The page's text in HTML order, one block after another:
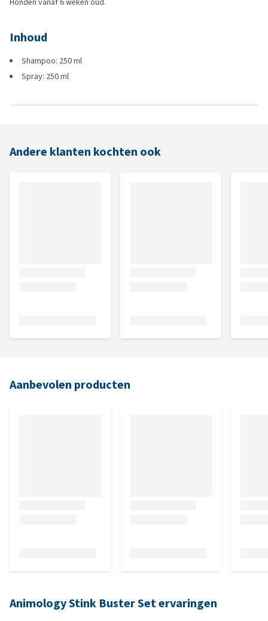
Inhoud
Shampoo: 250 ml
Spray: 250 ml
Andere klanten kochten ook
Aanbevolen producten
Animology Stink Buster Set ervaringen